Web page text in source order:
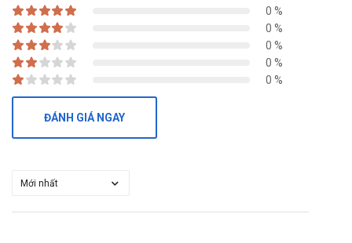
0 %
0 %
0 %
0 %
0 %
ĐÁNH GIÁ NGAY